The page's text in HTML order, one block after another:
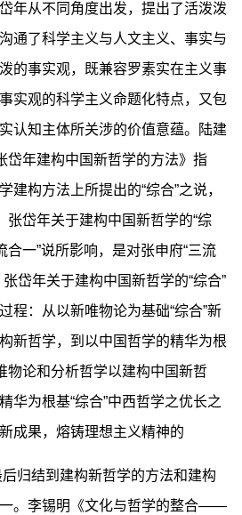
年从不同角度出发，提出了活泼泼
通了科学主义与人文主义、事实与
的事实观，既兼容罗素实在主义事
实观的科学主义命题化特点，又包
认知主体所关涉的价值意蕴。陆建
岱年建构中国新哲学的方法》指
建构方法上所提出的“综合”之说，
张岱年关于建构中国新哲学的“综
合一”说所影响，是对张申府“三流
岱年关于建构中国新哲学的“综合”
程：从以新唯物论为基础“综合”新
新哲学，到以中国哲学的精华为根
物论和分析哲学以建构中国新哲
华为根基“综合”中西哲学之优长之
成果，熔铸理想主义精神的
归结到建构新哲学的方法和建构
。李锡明《文化与哲学的整合——